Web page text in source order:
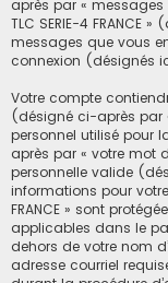
après par « messages
TLC SERIE-4 FRANCE
messages que vous
connexion (désignés
Votre compte
(désigné ci-après par
personnel utilisé pour
après par « votre mot
personnelle valide
informations pour votre
FRANCE » sont
applicables dans le
dehors de votre nom
adresse courriel requise